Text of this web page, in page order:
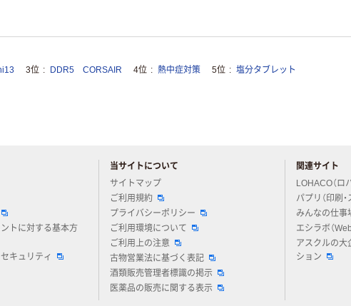
3位 DDR5 CORSAIR 4位 熱中症対策 5位 塩分タブレット
トに対する基本方
キュリティ
当サイトについて
サイトマップ
ご利用規約
プライバシーポリシー
ご利用環境について
ご利用上の注意
古物営業法に基づく表記
酒類販売管理者標識の掲示
医薬品の販売に関する表示
関連サイト
LOHACO（ロ
パプリ（印刷・
みんなの仕事
エシラボ（
アスクルの大
ション